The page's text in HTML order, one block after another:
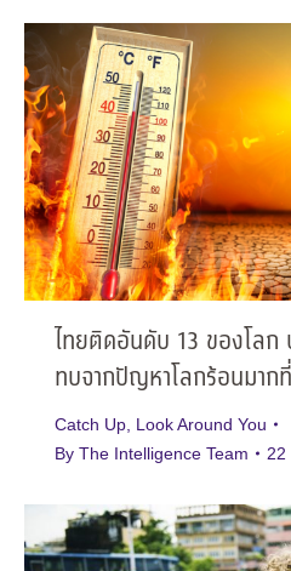
ไทยติดอันดับ 13 ของโลก
ทบจากปัญหาโลกร้อนมาก
Catch Up Look Around You
By The Intelligence Team 22